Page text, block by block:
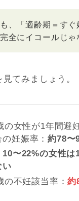
、「適齢期＝すぐ
全にイコールじゃ
てみましょう。
の女性が1年間避
の妊娠率：約78〜
10〜22%の女性は
い
の不妊該当率：約